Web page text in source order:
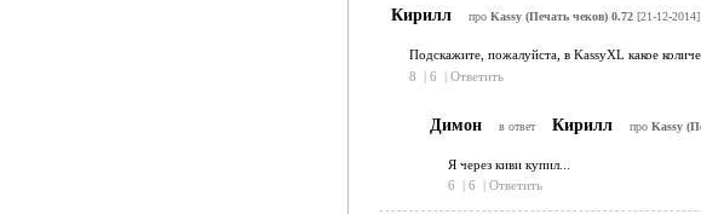
Кирилл про Kassy (Печать чеков) 0.72[21-12-2014]
Подскажите, пожалуйста, в KassyXL какое
8
| 6 | Ответить
Димон в ответ Кирилл про Kassy
Я через киви купил...
6
| 6 | Ответить